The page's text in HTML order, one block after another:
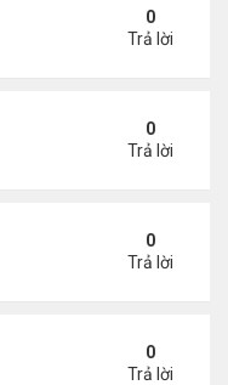
2)
0
Trả lời
2)
0
Trả lời
2 (2024)
0
Trả lời
0
Trả lời